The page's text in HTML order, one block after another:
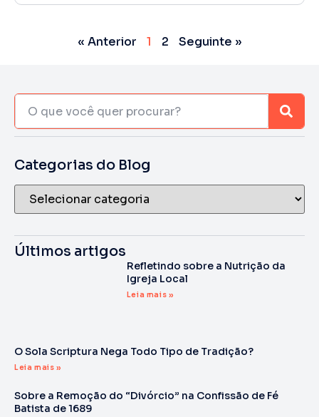
« Anterior 1 2 Seguinte »
Categorias do Blog
Últimos artigos
Refletindo sobre a Nutrição da
Igreja Local
Leia mais »
O Sola Scriptura Nega Todo Tipo de Tradição?
Leia mais »
Sobre a Remoção do “Divórcio” na Confissão de Fé
Batista de 1689